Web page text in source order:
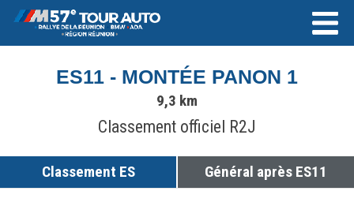
ES11 - MONTÉE PANON 1
9,3 km
Classement officiel R2J
Classement ES Général après ES11